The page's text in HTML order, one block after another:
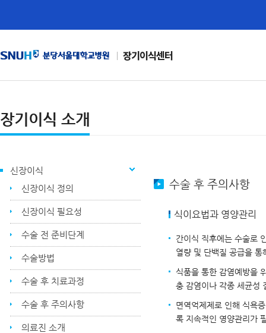
장기이식센터
장기이식 소개
신장이식
신장이식 정의
신장이식 필요성
수술 전 준비단계
수술방법
수술 후 치료과정
수술 후 주의사항
의료진 소개
수술 후 주의사항
식이요법과 영양관리
간이식 직후에는 수술로
열량 및 단백질 공급을
식품을 통한 감염예방을
충 감염이나 각종 세균성
면역억제제로 인해 식욕
록 지속적인 영양관리가